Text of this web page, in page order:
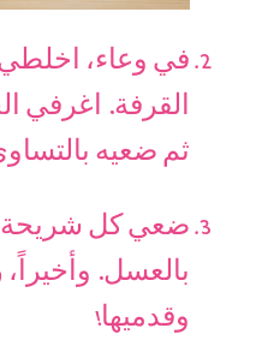
في وعاء،
القرفة. اغرفي
ثم ضعيه
ضعي كل شريحة
بالعسل.
وقدميها!